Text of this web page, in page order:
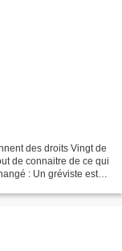
des droits Vingt de
de connaitre de ce qui
: Un gréviste est